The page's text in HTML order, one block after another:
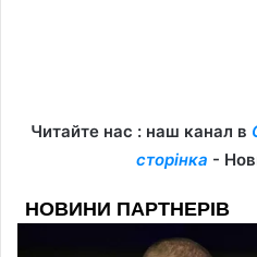
Читайте нас : наш канал в
сторінка -